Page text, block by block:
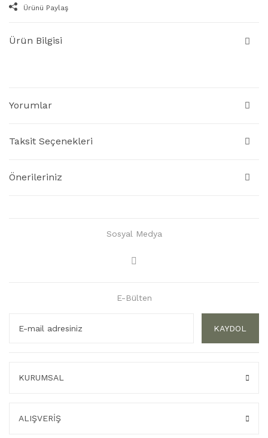
Ürünü Paylaş
Ürün Bilgisi
Yorumlar
Taksit Seçenekleri
Önerileriniz
Sosyal Medya
E-Bülten
KAYDOL
KURUMSAL
ALIŞVERİŞ